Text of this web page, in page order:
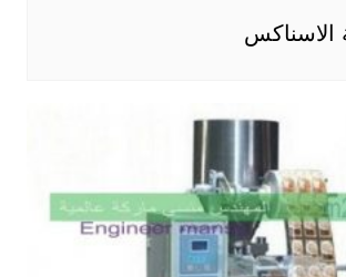
الاسناكس